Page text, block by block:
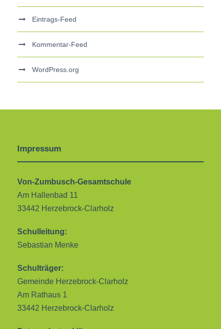
Eintrags-Feed
Kommentar-Feed
WordPress.org
Impressum
Von-Zumbusch-Gesamtschule
Am Hallenbad 11
33442 Herzebrock-Clarholz
Schulleitung:
Sebastian Menke
Schulträger:
Gemeinde Herzebrock-Clarholz
Am Rathaus 1
33442 Herzebrock-Clarholz